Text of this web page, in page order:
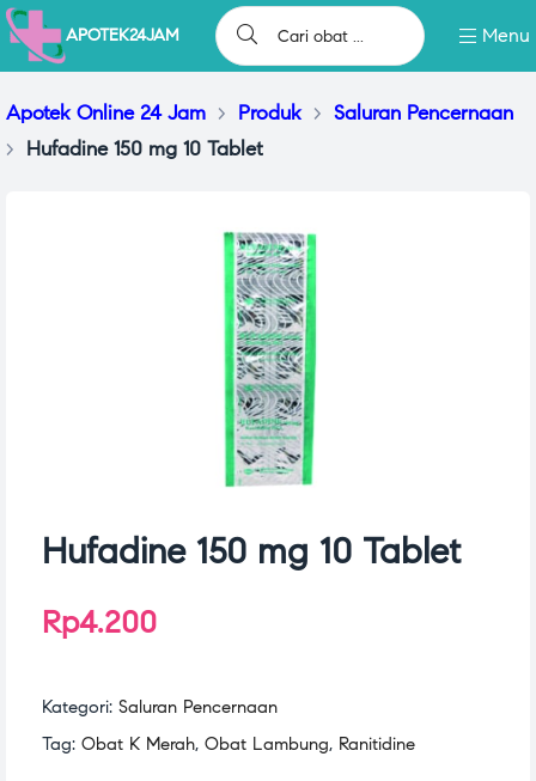
APOTEK24JAM Menu
Apotek Online 24 Jam > Produk > Saluran Pencernaan
> Hufadine 150 mg 10 Tablet
Hufadine 150 mg 10 Tablet
Rp4.200
Kategori: Saluran Pencernaan
Tag: Obat K Merah, Obat Lambung, Ranitidine